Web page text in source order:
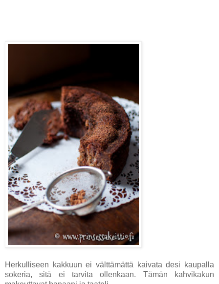
Herkulliseen kakkuun ei välttämättä kaivata desi kaupalla
sokeria, sitä ei tarvita ollenkaan. Tämän kahvikakun